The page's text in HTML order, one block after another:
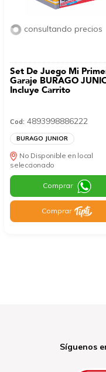
consultando precios
Set De Juego Mi
Garaje BURAGO
Incluye Carrito
Cod: 4893998886222
BURAGO JUNIOR
No Disponible en local
seleccionado
Comprar
Comprar
Síguenos